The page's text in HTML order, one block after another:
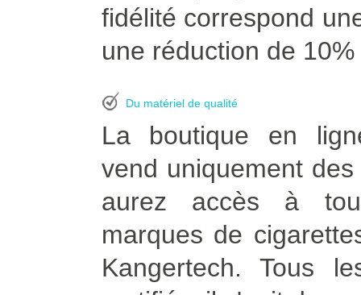
fidélité correspond
une réduction de
Du matériel de qualité
La boutique en
vend uniquement
aurez accès à
marques de
Kangertech. Tous